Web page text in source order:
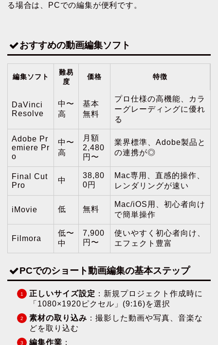
る場合は、PCでの編集が便利です。
おすすめの動画編集ソフト
編集ソフト
難易
度
価格 特徴
DaVinci
Resolve
中〜
高
基本
無料
プロ仕様の高機能、カラ
ーグレーディングに優れ
る
Adobe Pr
emiere Pr
o
中〜
高
月額
2,480
円〜
業界標準、Adobe製品と
の連携が◎
Final Cut
Pro
中
38,80
0円
Mac専用、直感的操作、
レンダリングが速い
iMovie 低 無料
Mac/iOS用、初心者向け
で簡単操作
Filmora
低〜
中
7,900
円〜
使いやすく初心者向け、
エフェクト豊富
PCでのショート動画編集の基本ステップ
正しいサイズ設定 ：新規プロジェクト作成時に
「1080×1920ピクセル」(9:16)を選択
素材の取り込み ：撮影した動画や写真、音楽な
どを取り込む
編集作業 ：